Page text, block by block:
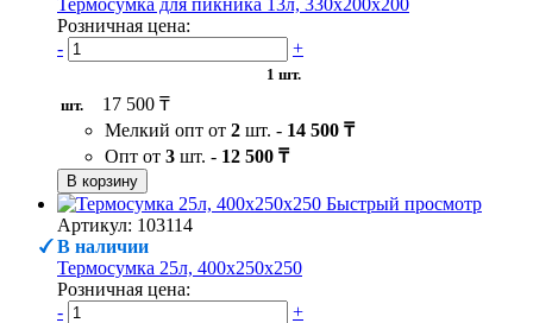
Розничная цена:
-
+
1 шт.
шт.
17 500 ₸
Мелкий опт от 2 шт. - 14 500 ₸
Опт от 3 шт. - 12 500 ₸
В корзину
Быстрый просмотр
Артикул: 103114
В наличии
Термосумка 25л, 400х250х250
Розничная цена:
-
+